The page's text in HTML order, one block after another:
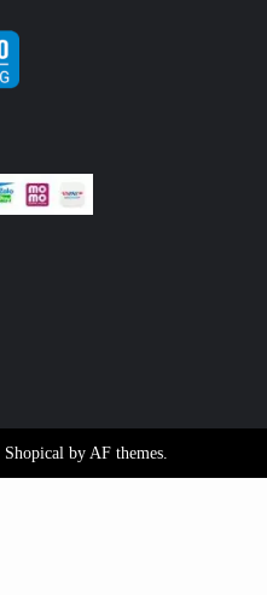
Shopical by AF themes.